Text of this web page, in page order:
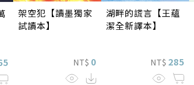
架空犯【讀墨獨家
試讀本】
NT$ 0
湖畔的謊言【王蘊
潔全新譯本】
NT$ 285